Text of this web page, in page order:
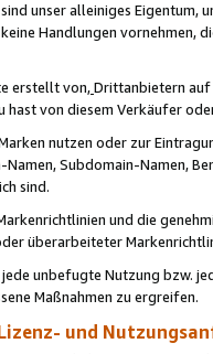
unser alleiniges
Handlungen vornehmen,
erstellt von,Drittanbietern auf
hast von diesem Verkäufer
nutzen oder zur
Subdomain-Namen,
sind.
und die
überarbeiteter
unbefugte Nutzung bzw.
Maßnahmen zu ergreifen.
und